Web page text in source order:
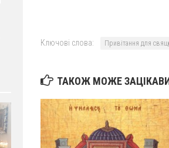
Ключові слова: Привітання для
ТАКОЖ МОЖЕ